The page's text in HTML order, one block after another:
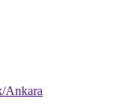
Ankara